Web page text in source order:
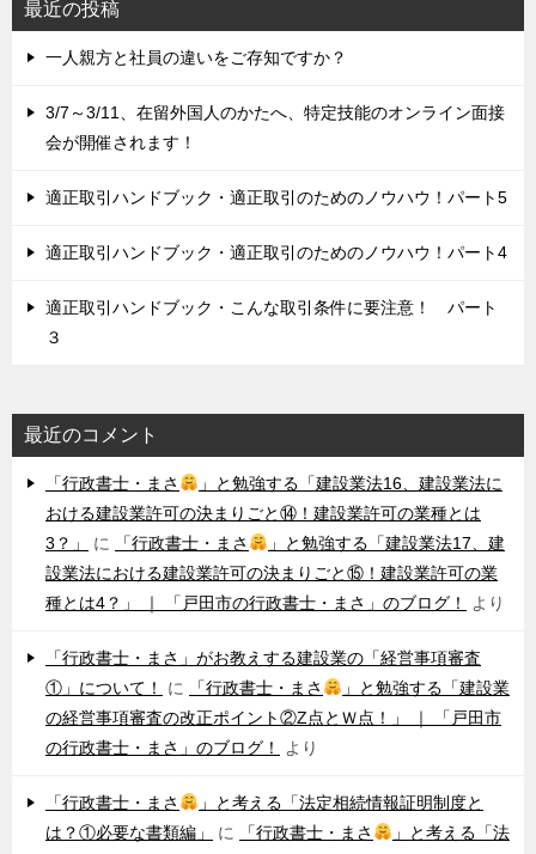
最近の投稿
一人親方と社員の違いをご存知ですか？
3/7～3/11、在留外国人のかたへ、特定技能のオンライン面接
会が開催されます！
適正取引ハンドブック・適正取引のためのノウハウ！パート5
適正取引ハンドブック・適正取引のためのノウハウ！パート4
適正取引ハンドブック・こんな取引条件に要注意！ パート
３
最近のコメント
「行政書士・まさ
」と勉強する「建設業法16、建設業法に
おける建設業許可の決まりごと⑭！建設業許可の業種とは
3？」
に 「行政書士・まさ
」と勉強する「建設業法17、建
設業法における建設業許可の決まりごと⑮！建設業許可の業
種とは4？」 ｜ 「戸田市の行政書士・まさ」のブログ！
より
「行政書士・まさ」がお教えする建設業の「経営事項審査
①」について！
に 「行政書士・まさ
」と勉強する「建設業
の経営事項審査の改正ポイント②Z点とＷ点！」 ｜ 「戸田市
の行政書士・まさ」のブログ！
より
「行政書士・まさ
」と考える「法定相続情報証明制度と
は？①必要な書類編」
に 「行政書士・まさ
」と考える「法